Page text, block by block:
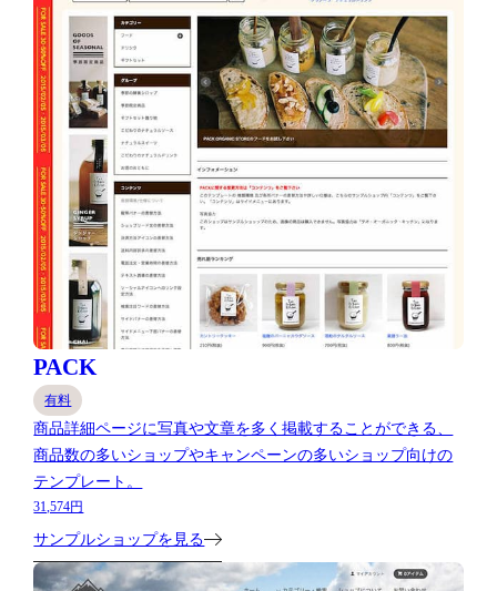
PACK
有料
商品詳細ページに写真や文章を多く掲載することができる、
商品数の多いショップやキャンペーンの多いショップ向けの
テンプレート。
31,574円
サンプルショップを見る